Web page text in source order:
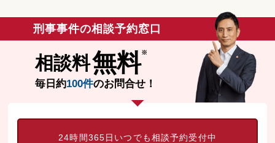
刑事事件の相談予約窓口
相談料無料
毎日約100件のお問合せ！
24時間365日いつでも相談予約受付中